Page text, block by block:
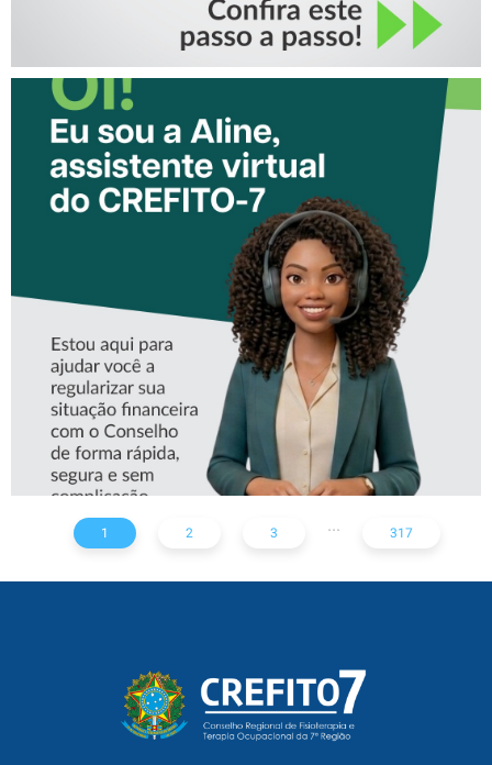
CONHEÇA A ‘ALINE’,
ASSISTENTE VIRTUAL DO
CREFITO-7
1 2 3 ... 317